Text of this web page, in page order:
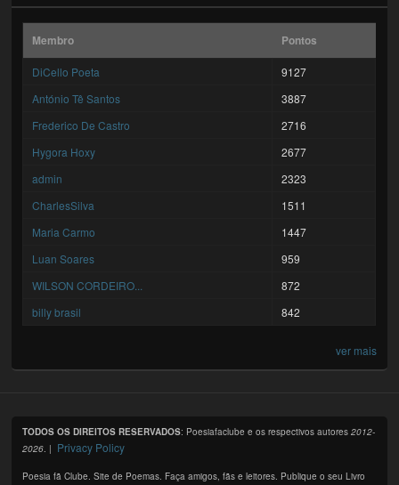
Membro Pontos
DiCello Poeta
9127
António Tê Santos
3887
Frederico De Castro
2716
Hygora Hoxy
2677
admin
2323
CharlesSilva
1511
Maria Carmo
1447
Luan Soares
959
WILSON CORDEIRO...
872
billy brasil
842
ver mais
TODOS OS DIREITOS RESERVADOS: Poesiafaclube e os respectivos autores2012-
2026. | Privacy Policy
Poesia fã Clube. Site de Poemas. Faça amigos, fãs e leitores. Publique o seu Livro